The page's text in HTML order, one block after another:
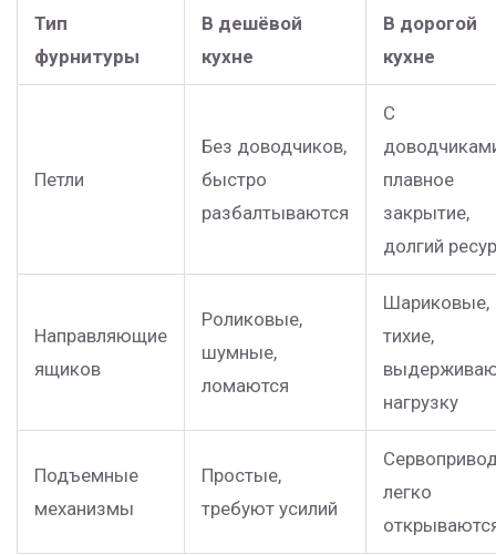
Тип
фурнитуры
В дешёвой
кухне
В дорогой
кухне
Петли
Без доводчиков,
быстро
разбалтываются
С
плавное
закрытие,
долгий
Направляющие
ящиков
Роликовые,
шумные,
ломаются
Шариковые,
тихие,
нагрузку
Подъемные
механизмы
Простые,
требуют усилий
легко